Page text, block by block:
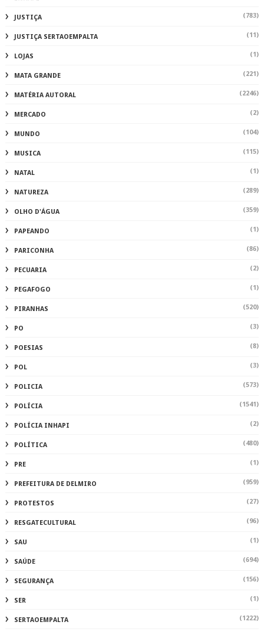
JUSTIÇA (783)
JUSTIÇA SERTAOEMPALTA (11)
LOJAS (1)
MATA GRANDE (221)
MATÉRIA AUTORAL (2246)
MERCADO (2)
MUNDO (104)
MUSICA (115)
NATAL (1)
NATUREZA (289)
OLHO D'ÁGUA (359)
PAPEANDO (1)
PARICONHA (86)
PECUARIA (2)
PEGAFOGO (1)
PIRANHAS (520)
PO (3)
POESIAS (8)
POL (3)
POLICIA (573)
POLÍCIA (1541)
POLÍCIA INHAPI (2)
POLÍTICA (480)
PRE (1)
PREFEITURA DE DELMIRO (959)
PROTESTOS (27)
RESGATECULTURAL (96)
SAU (1)
SAÚDE (694)
SEGURANÇA (156)
SER (1)
SERTAOEMPALTA (1222)